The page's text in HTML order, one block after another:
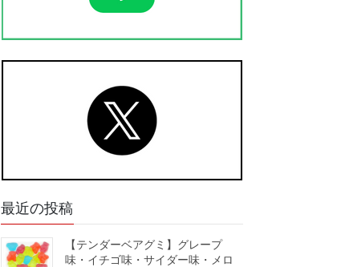
最近の投稿
【テンダーベアグミ】グレープ
味・イチゴ味・サイダー味・メロ